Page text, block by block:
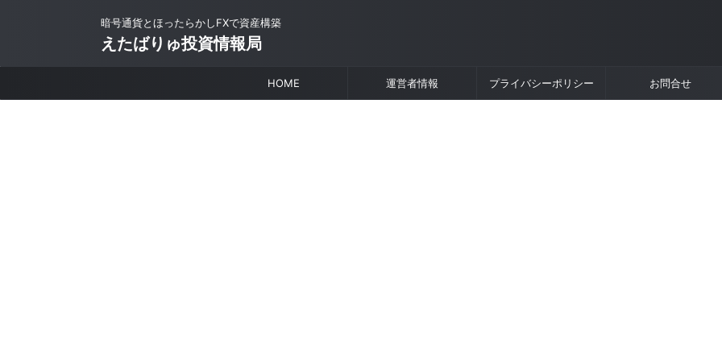
暗号通貨とほったらかしFXで資産構築
えたばりゅ投資情報局
HOME 運営者情報 プライバシーポリシー お問合せ